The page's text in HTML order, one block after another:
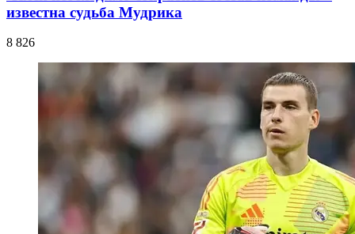
известна судьба Мудрика
8 826